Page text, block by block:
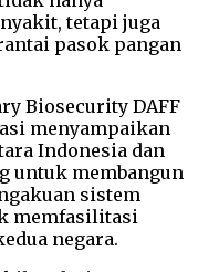
tetapi juga
pasok pangan
Biosecurity DAFF
menyampaikan
Indonesia dan
untuk membangun
sistem
memfasilitasi
negara.